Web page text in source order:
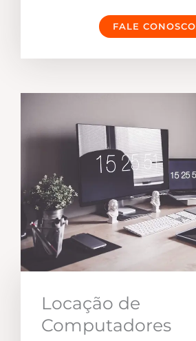
FALE CONOSCO
Locação de
Computadores